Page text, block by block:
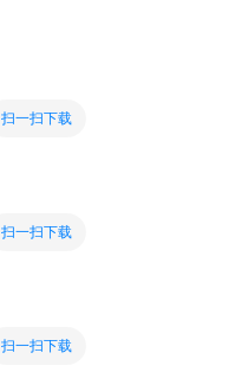
扫一扫下载
扫一扫下载
扫一扫下载